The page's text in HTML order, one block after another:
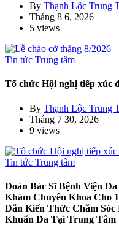
By Thạnh Lộc Trung
Tháng 8 6, 2026
5 views
Tin tức Trung tâm
Tổ chức Hội nghị tiếp xúc
By Thạnh Lộc Trung
Tháng 7 30, 2026
9 views
Tin tức Trung tâm
​Đoàn Bác Sĩ Bệnh Viện
Khám Chuyên Khoa Cho
Dẫn Kiến Thức Chăm
Khuẩn Da Tại Trung Tâm